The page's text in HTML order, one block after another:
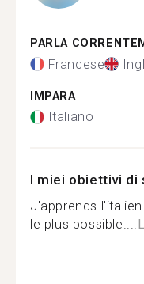
PARLA
Francese
IMPARA
Italiano
I miei obiettivi di
J'apprends
le plus possible....